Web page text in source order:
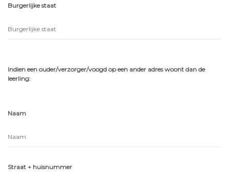
Burgerlijke staat
Indien een ouder/verzorger/voogd op een ander adres woont dan de
leerling:
Naam
Straat + huisnummer